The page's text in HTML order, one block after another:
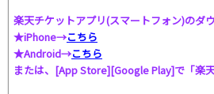
楽天チケットアプリ(スマートフォン)のダ
★iPhone→こちら
★Android→こちら
または、[App Store][Google Play]で「楽